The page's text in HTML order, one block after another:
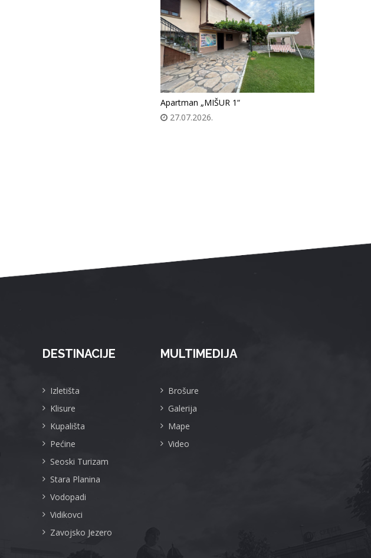
Apartman „MIŠUR 1“
27.07.2026.
DESTINACIJE
Izletišta
Klisure
Kupališta
Pećine
Seoski Turizam
Stara Planina
Vodopadi
Vidikovci
Zavojsko Jezero
MULTIMEDIJA
Brošure
Galerija
Mape
Video